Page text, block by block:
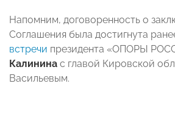
Напомним, договоренность о
Соглашения была достигнута
встречи президента «ОПОРЫ
Калинина с главой Кировской
Васильевым.